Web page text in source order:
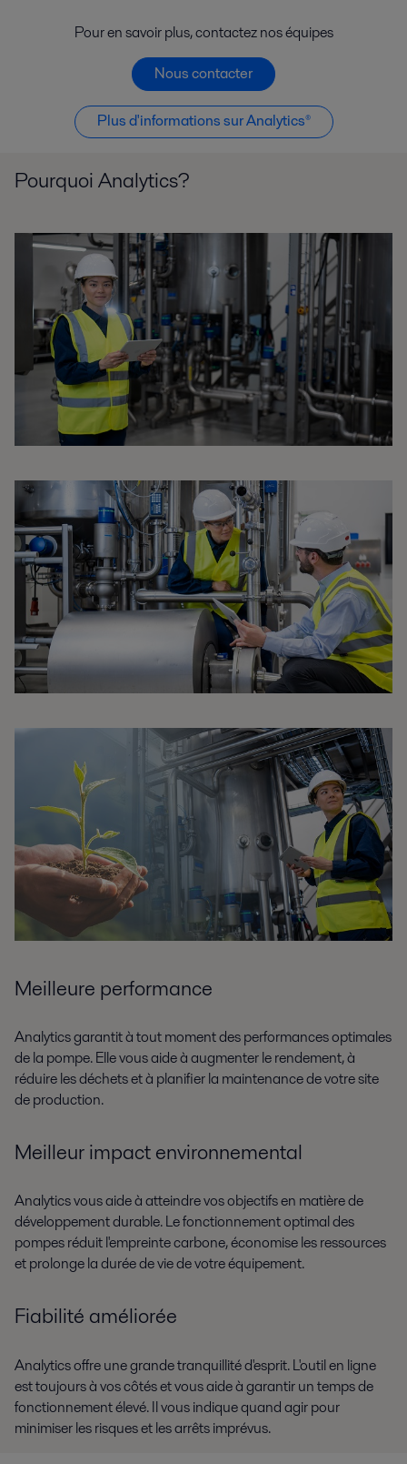
Pour en savoir plus, contactez nos équipes
Nous contacter
Plus d'informations sur Analytics®
Pourquoi Analytics?
Meilleure performance
Analytics garantit à tout moment des performances optimales
de la pompe. Elle vous aide à augmenter le rendement, à
réduire les déchets et à planifier la maintenance de votre site
de production.
Meilleur impact environnemental
Analytics vous aide à atteindre vos objectifs en matière de
développement durable. Le fonctionnement optimal des
pompes réduit l'empreinte carbone, économise les ressources
et prolonge la durée de vie de votre équipement.
Fiabilité améliorée
Analytics offre une grande tranquillité d'esprit. L'outil en ligne
est toujours à vos côtés et vous aide à garantir un temps de
fonctionnement élevé. Il vous indique quand agir pour
minimiser les risques et les arrêts imprévus.